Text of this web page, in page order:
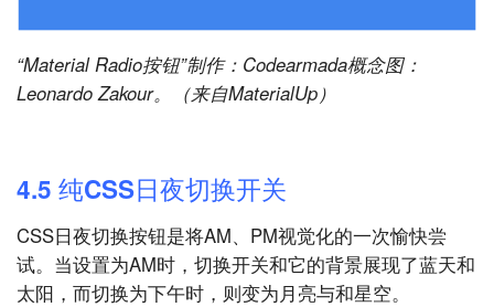
“Material Radio按钮”制作：Codearmada概念图：
Leonardo Zakour。（来自MaterialUp）
4.5 纯CSS日夜切换开关
CSS日夜切换按钮是将AM、PM视觉化的一次愉快尝
试。当设置为AM时，切换开关和它的背景展现了蓝天和
太阳，而切换为下午时，则变为月亮与和星空。